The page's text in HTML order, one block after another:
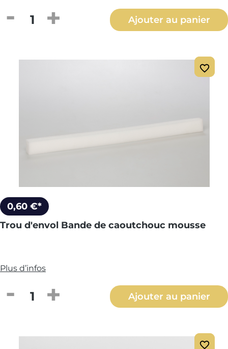
Quantité de produit : Entrez la
Ajouter au panier
0,60 €*
Trou d'envol Bande de caoutchouc mousse
Plus d’infos
Quantité de produit : Entrez la
Ajouter au panier